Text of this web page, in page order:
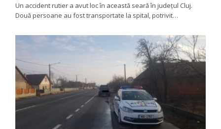
Un accident rutier a avut loc în această seară în județul Cluj.
Două persoane au fost transportate la spital, potrivit…